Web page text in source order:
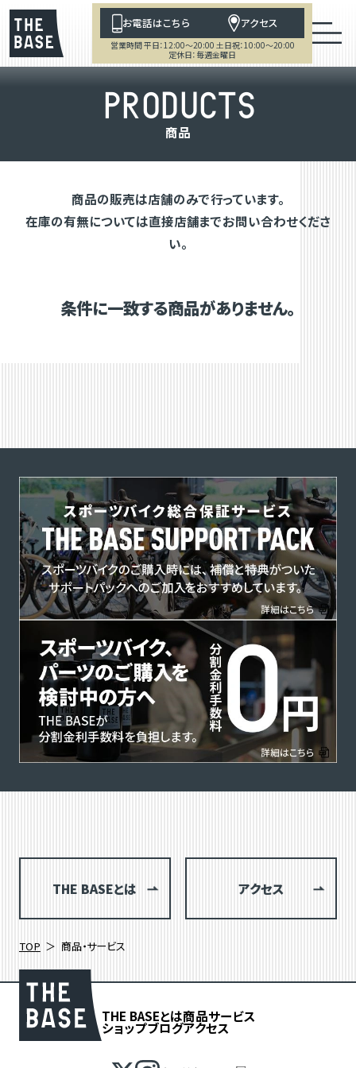
お電話はこちら アクセス
営業時間 平日：12:00～20:00 土日祝：10:00～20:00
定休日：毎週金曜日
PRODUCTS
商品
商品の販売は店舗のみで行っています。
在庫の有無については直接店舗までお問い合わせくださ
い。
条件に一致する商品がありません。
THE BASEとは アクセス
TOP 商品・サービス
THE BASEとは商品サービス
ショップブログアクセス